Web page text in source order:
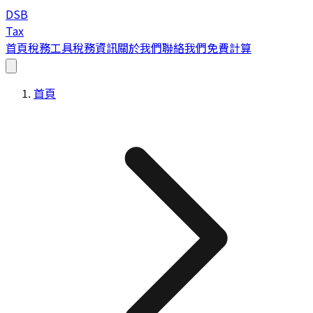
DSB
Tax
首頁稅務工具稅務資訊關於我們聯絡我們免費計算
首頁